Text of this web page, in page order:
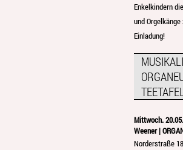
Enkelkindern
und
Einladung!
Mittwoch.
Weener |
Norderstraße